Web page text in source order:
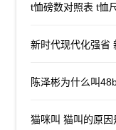
t恤磅数对照表 t恤
新时代现代化强省
陈泽彬为什么叫
猫咪叫 猫叫的原因